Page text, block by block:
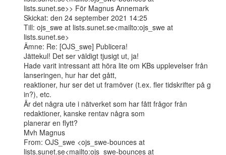
lists.sunet.se>> För Magnus Annemark
Skickat: den 24 september 2021 14:25
Till: ojs_swe at lists.sunet.se<mailto:ojs_swe at
lists.sunet.se>
Ämne: Re: [OJS_swe] Publicera!
Jättekul! Det ser väldigt tjusigt ut, ja!
Hade varit intressant att höra lite om KBs upplevelser från
lanseringen, hur har det gått,
reaktioner, hur ser det ut framöver (t.ex. fler tidskrifter på g
in?), etc.
Är det några ute i nätverket som har fått frågor från
redaktioner, kanske rentav några som
planerar en flytt?
Mvh Magnus
From: OJS_swe <ojs_swe-bounces at
lists.sunet.se<mailto:ojs_swe-bounces at